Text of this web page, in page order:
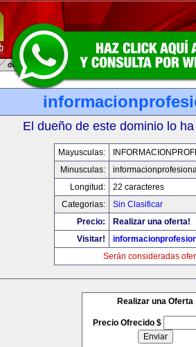
El dueño de este dominio lo
Mayusculas:
Minusculas:
Longitud:
22 caracteres
Categorias:
Sin Clasificar
Precio:
Realizar una oferta!
Visitar!
Serán consideradas
Realizar una Oferta
Precio Ofrecido $